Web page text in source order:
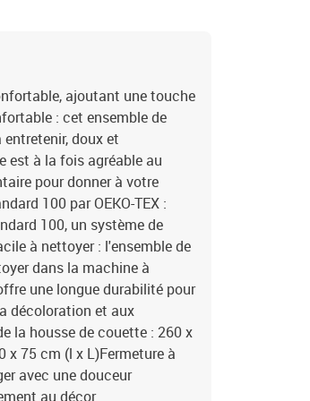
ajoutant une touche
: cet ensemble de
doux et
est à la fois agréable au
pour donner à votre
100 par OEKO-TEX :
100, un système de
à nettoyer : l'ensemble de
dans la machine à
une longue durabilité pour
décoloration et aux
la housse de couette : 260 x
x 75 cm (l x L)Fermeture à
avec une douceur
au décor